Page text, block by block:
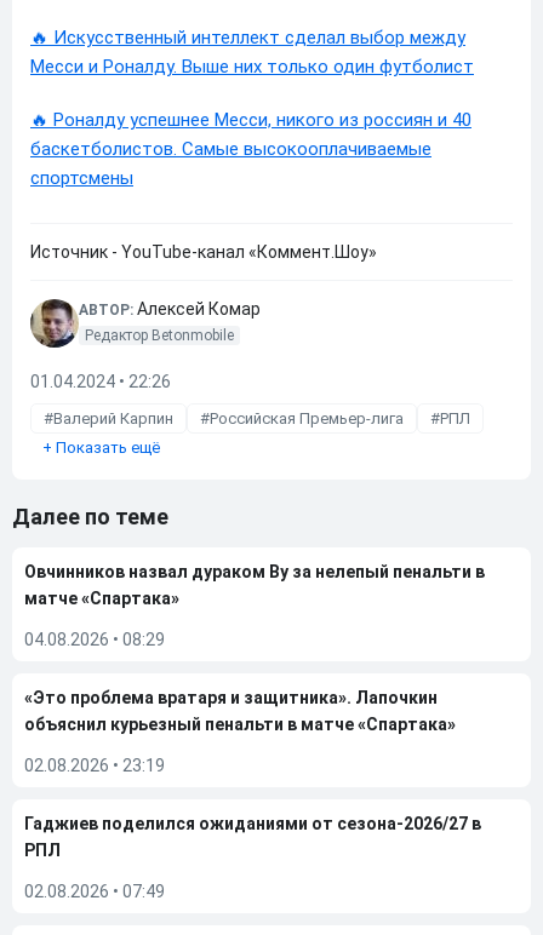
🔥 Искусственный интеллект сделал выбор между
Месси и Роналду. Выше них только один футболист
🔥 Роналду успешнее Месси, никого из россиян и 40
баскетболистов. Самые высокооплачиваемые
спортсмены
Источник - YouTube-канал «Коммент.Шоу»
АВТОР: Алексей Комар
Редактор Betonmobile
01.04.2024 • 22:26
Валерий Карпин Российская Премьер-лига
РПЛ
+ Показать ещё
Далее по теме
Овчинников назвал дураком Ву за нелепый пенальти в
матче «Спартака»
04.08.2026 • 08:29
«Это проблема вратаря и защитника». Лапочкин
объяснил курьезный пенальти в матче «Спартака»
02.08.2026 • 23:19
Гаджиев поделился ожиданиями от сезона-2026/27 в
РПЛ
02.08.2026 • 07:49